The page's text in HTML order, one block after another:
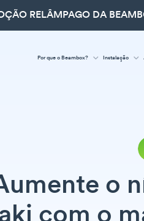
RELÂMPAGO DA
Por que o Beambox? Instalação
o